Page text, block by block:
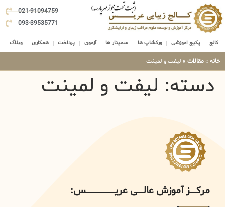
021-91094759
093-39535771
کالج پکیج اموزشی ورکشاپ ها سمینار ها آزمون پرداخت همکاری وبلاگ
خانه » مقالات » لیفت و لمینت
دسته: لیفت و لمینت
مرکــــــز آموزش عالــــــی عریــــــــــــــــــــــــــــس: